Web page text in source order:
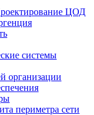
ЦОД
системы
организации
периметра сети